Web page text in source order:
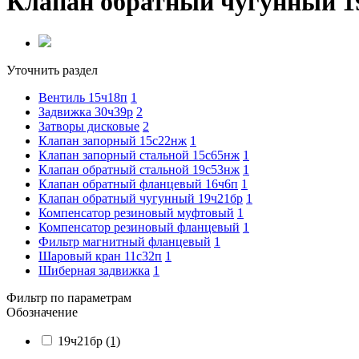
Уточнить раздел
Вентиль 15ч18п 1
Задвижка 30ч39р 2
Затворы дисковые 2
Клапан запорный 15с22нж 1
Клапан запорный стальной 15с65нж 1
Клапан обратный стальной 19с53нж 1
Клапан обратный фланцевый 16ч6п 1
Клапан обратный чугунный 19ч21бр 1
Компенсатор резиновый муфтовый 1
Компенсатор резиновый фланцевый 1
Фильтр магнитный фланцевый 1
Шаровый кран 11с32п 1
Шиберная задвижка 1
Фильтр по параметрам
Обозначение
19ч21бр (1)